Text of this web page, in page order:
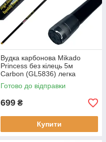
Вудка карбонова Mikado
Princess без кілець 5м
Carbon (GL5836) легка
телескопічна універсальна
для риболовлі
Готово до відправки
699 ₴
Купити